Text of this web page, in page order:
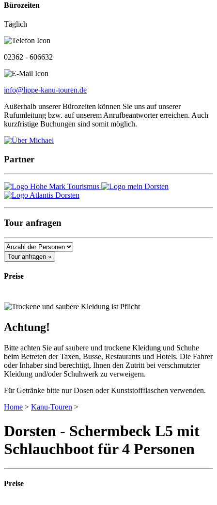
Bürozeiten
Täglich
02362 - 606632
info@lippe-kanu-touren.de
Außerhalb unserer Bürozeiten können Sie uns auf unserer
Rufumleitung bzw. auf unserem Anrufbeantworter erreichen. Auch
kurzfristige Buchungen sind somit möglich.
Partner
Tour anfragen
Preise
Achtung!
Bitte achten Sie auf saubere und trockene Kleidung und Schuhe
beim Betreten der Taxen, Busse, Restaurants und Hotels. Die Fahrer
oder Inhaber sind berechtigt, Ihnen den Zutritt bei verschmutzter
Kleidung und/oder Schuhwerk zu verweigern.
Für Getränke bitte nur Dosen oder Kunststoffflaschen verwenden.
Home > Kanu-Touren >
Dorsten - Schermbeck L5 mit
Schlauchboot für 4 Personen
Preise